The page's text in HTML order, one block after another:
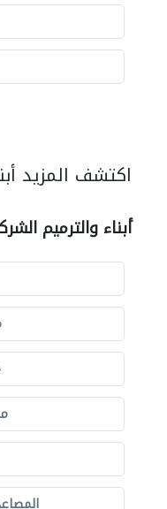
اكتشف المزيد
أبناء والترميم